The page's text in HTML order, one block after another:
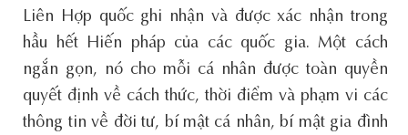
Liên Hợp quốc ghi nhận và được xác nhận trong
hầu hết Hiến pháp của các quốc gia. Một cách
ngắn gọn, nó cho mỗi cá nhân được toàn quyền
quyết định về cách thức, thời điểm và phạm vi các
thông tin về đời tư, bí mật cá nhân, bí mật gia đình